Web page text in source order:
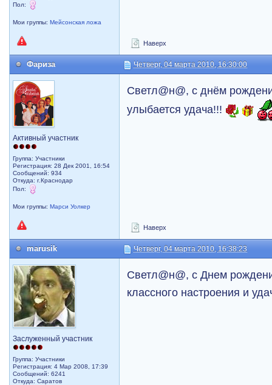
Пол:
Мои группы:Мейсонская ложа
Наверх
Фариза Четверг, 04 марта 2010, 16:30:00
Активный участник
Группа: Участники
Регистрация: 28 Дек 2001, 16:54
Сообщений: 934
Откуда: г.Краснодар
Пол:
Мои группы:Марси Уолкер
Светл@н@, с днём
улыбается удача!!!
Наверх
marusik Четверг, 04 марта 2010, 16:38:23
Заслуженный участник
Группа: Участники
Регистрация: 4 Мар 2008, 17:39
Сообщений: 6241
Откуда: Саратов
Светл@н@, с Днем
классного настроения и